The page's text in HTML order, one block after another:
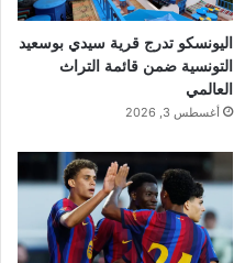
اليونسكو تدرج قرية سيدي بوسعيد
التونسية ضمن قائمة التراث
العالمي
أغسطس 3, 2026